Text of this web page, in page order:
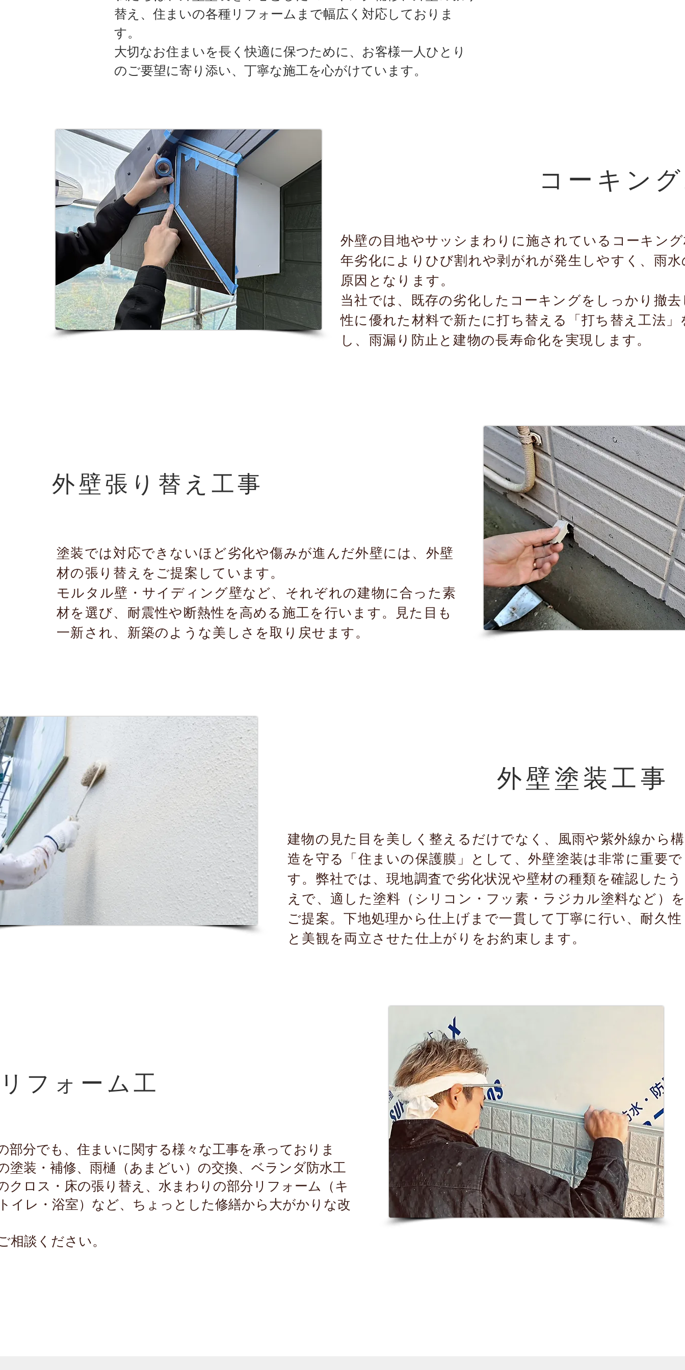
替え、住まいの各種リフォームまで幅広く対応しておりま
す。
大切なお住まいを長く快適に保つために、お客様一人ひとり
のご要望に寄り添い、丁寧な施工を心がけています。
外壁の目地やサッシまわりに施されているコーキン
年劣化によりひび割れや剥がれが発生しやすく、雨
原因となります。
当社では、既存の劣化したコーキングをしっかり撤
性に優れた材料で新たに打ち替える「打ち替え工法」
し、雨漏り防止と建物の長寿命化を実現します。
コーキン
塗装では対応できないほど劣化や傷みが進んだ外壁には、外壁
材の張り替えをご提案しています。
モルタル壁・サイディング壁など、それぞれの建物に合った素
材を選び、耐震性や断熱性を高める施工を行います。見た目も
一新され、新築のような美しさを取り戻せます。
外壁張り替え工事
建物の見た目を美しく整えるだけでなく、風雨や紫外線から構
造を守る「住まいの保護膜」として、外壁塗装は非常に重要で
す。弊社では、現地調査で劣化状況や壁材の種類を確認したう
えで、適した塗料（シリコン・フッ素・ラジカル塗料など）
ご提案。下地処理から仕上げまで一貫して丁寧に行い、耐久性
と美観を両立させた仕上がりをお約束します。
外壁塗装工事
部分でも、住まいに関する様々な工事を承っておりま
塗装・補修、雨樋（あまどい）の交換、ベランダ防水工
クロス・床の張り替え、水まわりの部分リフォーム（キ
イレ・浴室）など、ちょっとした修繕から大がかりな改
相談ください。
フォーム工